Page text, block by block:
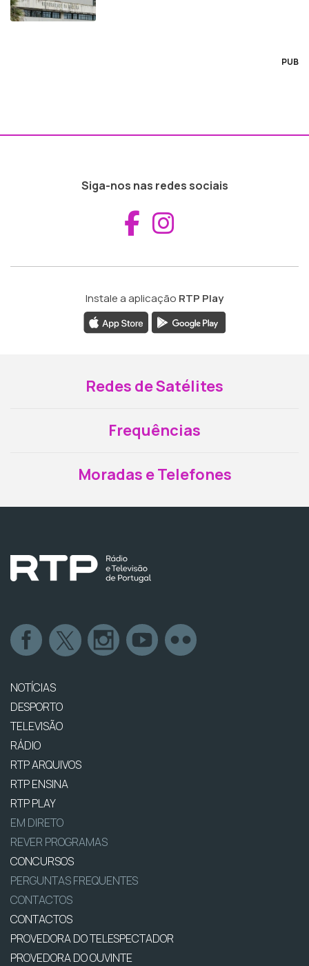
PUB
Siga-nos nas redes sociais
Aceder ao
Instale a aplicação RTP Play
Redes de Satélites
Frequências
Moradas e Telefones
NOTÍCIAS
DESPORTO
TELEVISÃO
RÁDIO
RTP ARQUIVOS
RTP ENSINA
RTP PLAY
EM DIRETO
REVER PROGRAMAS
CONCURSOS
PERGUNTAS FREQUENTES
CONTACTOS
CONTACTOS
PROVEDORA DO TELESPECTADOR
PROVEDORA DO OUVINTE